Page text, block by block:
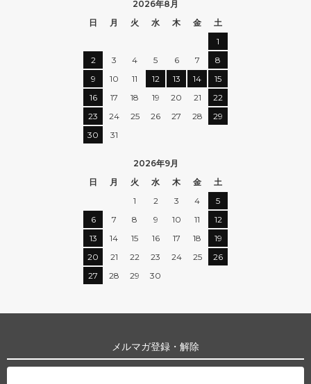
2026年8月
日
月 火 水 木 金
土
1
2
3 4 5 6 7
8
9
10 11 12 13 14
15
16
17 18 19 20 21
22
23
24 25 26 27 28
29
30
31
2026年9月
日
月 火 水 木 金
土
1
2 3 4
5
6
7 8 9 10 11
12
13
14 15 16 17 18
19
20
21 22 23 24 25
26
27
28 29 30
メルマガ登録・解除